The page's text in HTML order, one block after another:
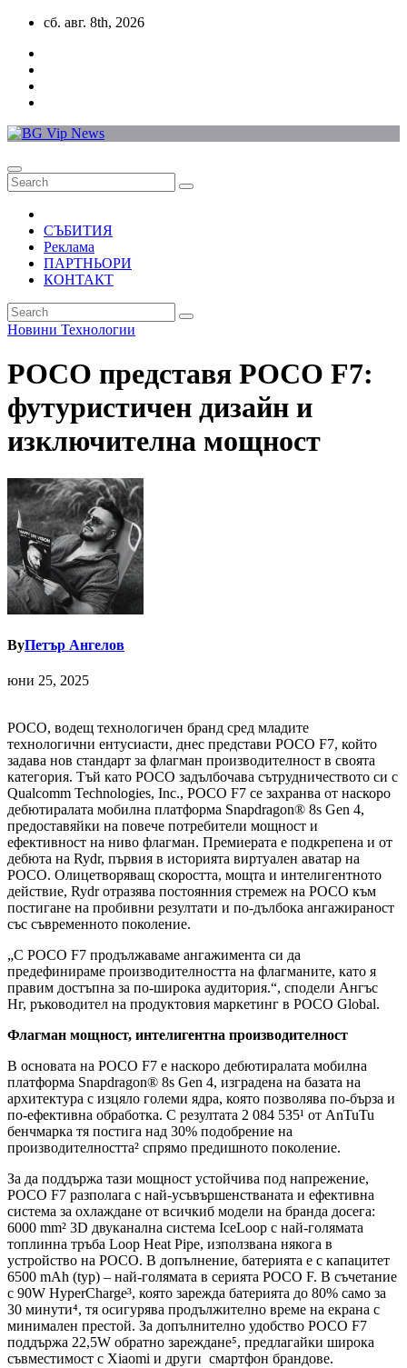
Skip
content
сб. авг. 8th, 2026
СЪБИТИЯ
Реклама
ПАРТНЬОРИ
КОНТАКТ
Новини Технологии
POCO представя POCO F7:
футуристичен дизайн и
изключителна мощност
ByПетър Ангелов
юни 25, 2025
POCO, водещ технологичен бранд сред младите
технологични ентусиасти, днес представи POCO F7, който
задава нов стандарт за флагман производителност в своята
категория. Тъй като POCO задълбочава сътрудничеството си с
Qualcomm Technologies, Inc., POCO F7 се захранва от наскоро
дебютиралата мобилна платформа Snapdragon®️ 8s Gen 4,
предоставяйки на повече потребители мощност и
ефективност на ниво флагман. Премиерата е подкрепена и от
дебюта на Rydr, първия в историята виртуален аватар на
POCO. Олицетворяващ скоростта, мощта и интелигентното
действие, Rydr отразява постоянния стремеж на POCO към
постигане на пробивни резултати и по-дълбока ангажираност
със съвременното поколение.
„С POCO F7 продължаваме ангажимента си да
предефинираме производителността на флагманите, като я
правим достъпна за по-широка аудитория.“, сподели Ангъс
Нг, ръководител на продуктовия маркетинг в POCO Global.
Флагман мощност, интелигентна производителност
В основата на POCO F7 е наскоро дебютиралата мобилна
платформа Snapdragon®️ 8s Gen 4, изградена на базата на
архитектура с изцяло големи ядра, която позволява по-бърза и
по-ефективна обработка. С резултата 2 084 535¹ от AnTuTu
бенчмарка тя постига над 30% подобрение на
производителността² спрямо предишното поколение.
За да поддържа тази мощност устойчива под напрежение,
POCO F7 разполага с най-усъвършенстваната и ефективна
система за охлаждане от всичкиб модели на бранда досега:
6000 mm² 3D двуканална система IceLoop с най-голямата
топлинна тръба Loop Heat Pipe, използвана някога в
устройство на POCO. В допълнение, батерията е с капацитет
6500 mAh (typ) – най-голямата в серията POCO F. В съчетание
с 90W HyperCharge³, която зарежда батерията до 80% само за
30 минути⁴, тя осигурява продължително време на екрана с
минимален престой. За допълнително удобство POCO F7
поддържа 22,5W обратно зареждане⁵, предлагайки широка
съвместимост с Xiaomi и други смартфон брандове.